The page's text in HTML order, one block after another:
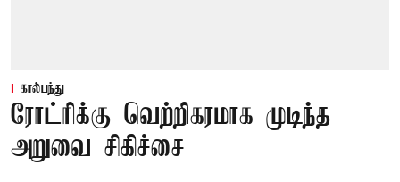
கால்பந்து
ரோட்ரிக்கு வெற்றிகரமாக முடிந்த
அறுவை சிகிச்சை